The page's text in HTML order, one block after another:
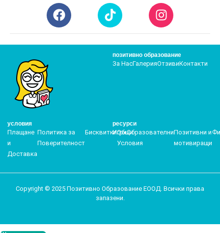
позитивно образование
За НасГалерияОтзивиКонтакти
условия
Плащане
и
Доставка
Политика за
Поверителност
БисквиткиОбщи
Условия
ресурси
ИгриОбразователниПозитивни и
мотивиращи
Copyright © 2025 Позитивно Образование ЕООД. Всички права
запазени.